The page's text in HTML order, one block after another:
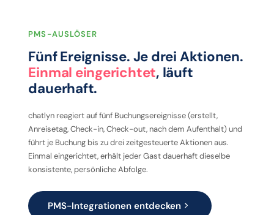
PMS-AUSLÖSER
Fünf Ereignisse. Je drei Aktionen.
Einmal eingerichtet, läuft
dauerhaft.
chatlyn reagiert auf fünf Buchungsereignisse (erstellt,
Anreisetag, Check-in, Check-out, nach dem Aufenthalt) und
führt je Buchung bis zu drei zeitgesteuerte Aktionen aus.
Einmal eingerichtet, erhält jeder Gast dauerhaft dieselbe
konsistente, persönliche Abfolge.
PMS-Integrationen entdecken